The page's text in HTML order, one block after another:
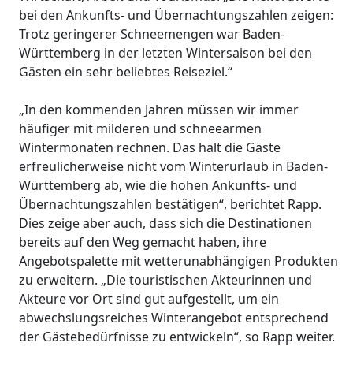
bei den Ankunfts- und Übernachtungszahlen zeigen:
Trotz geringerer Schneemengen war Baden-
Württemberg in der letzten Wintersaison bei den
Gästen ein sehr beliebtes Reiseziel.“
„In den kommenden Jahren müssen wir immer
häufiger mit milderen und schneearmen
Wintermonaten rechnen. Das hält die Gäste
erfreulicherweise nicht vom Winterurlaub in Baden-
Württemberg ab, wie die hohen Ankunfts- und
Übernachtungszahlen bestätigen“, berichtet Rapp.
Dies zeige aber auch, dass sich die Destinationen
bereits auf den Weg gemacht haben, ihre
Angebotspalette mit wetterunabhängigen Produkten
zu erweitern. „Die touristischen Akteurinnen und
Akteure vor Ort sind gut aufgestellt, um ein
abwechslungsreiches Winterangebot entsprechend
der Gästebedürfnisse zu entwickeln“, so Rapp weiter.